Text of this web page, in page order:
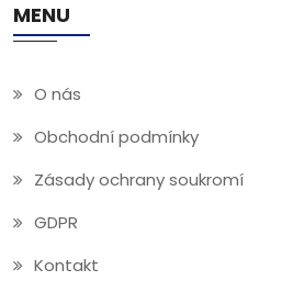
MENU
O nás
Obchodní podmínky
Zásady ochrany soukromí
GDPR
Kontakt